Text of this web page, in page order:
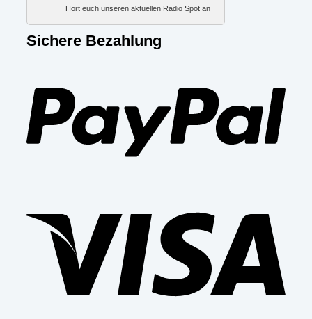
Hört euch unseren aktuellen Radio Spot an
Sichere Bezahlung